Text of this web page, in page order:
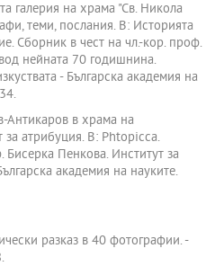
галерия на храма "Св. Никола
теми, послания. В: Историята
Сборник в чест на чл.-кор. проф.
нейната 70 годишнина.
- Българска академия на
Антикаров в храма на
атрибуция. В: Phtopicca.
Пенкова. Институт за
академия на науките.
разказ в 40 фотографии. -